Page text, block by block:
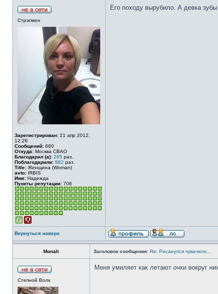
Стрэсмен
Зарегистрирован: 21 апр 2012,
12:26
Сообщений: 660
Откуда: Москва СВАО
Благодарил (а): 265 раз.
Поблагодарили: 882 раз.
Title: Женщина (Woman)
avto: IRBIS
Имя: Надежда
Пункты репутации: 706
Его походу вырубило. А девка зубы
Вернуться наверх
Monah Заголовок сообщения: Re: Рисанулся чувачило...
Степной Волк
Меня умиляет как летают очки вокруг